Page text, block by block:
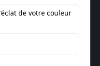
de votre couleur